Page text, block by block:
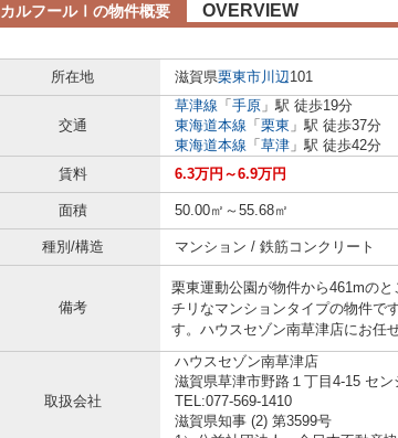
カルフールⅠの物件概要 OVERVIEW
所在地
滋賀県栗東市川辺101
交通
草津線 「 手原 」駅 徒歩19分
東海道本線 「 栗東 」駅 徒歩37分
東海道本線 「 草津 」駅 徒歩42分
賃料
6.3万円～6.9万円
面積 50.00㎡～55.68㎡
種別/構造 マンション / 鉄筋コンクリート
備考
栗東運動公園が物件から461mの
チリなマンションタイプの物件で
す。ハウスセゾン南草津店にお任
取扱会社
ハウスセゾン南草津店
滋賀県草津市野路１丁目4-15 セ
TEL:077-569-1410
滋賀県知事 (2) 第3599号